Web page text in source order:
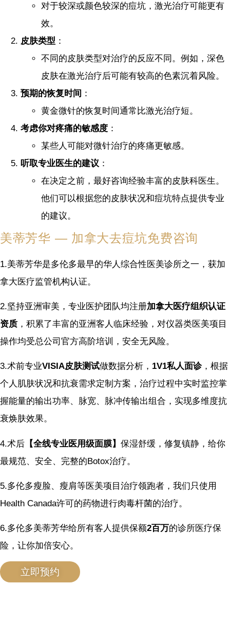
对于较深或颜色较深的痘坑，激光治疗可能更有
效。
皮肤类型 ：
不同的皮肤类型对治疗的反应不同。例如，深色
皮肤在激光治疗后可能有较高的色素沉着风险。
预期的恢复时间 ：
黄金微针的恢复时间通常比激光治疗短。
考虑你对疼痛的敏感度 ：
某些人可能对微针治疗的疼痛更敏感。
听取专业医生的建议 ：
在决定之前，最好咨询经验丰富的皮肤科医生。
他们可以根据您的皮肤状况和痘坑特点提供专业
的建议。
美蒂芳华 — 加拿大去痘坑免费咨询
1.美蒂芳华是多伦多最早的华人综合性医美诊所之一，获加
拿大医疗监管机构认证。
2.坚持亚洲审美，专业医护团队均注册加拿大医疗组织认证
资质 ，积累了丰富的亚洲客人临床经验，对仪器类医美项目
操作均受总公司官方高阶培训，安全无风险。
3.术前专业VISIA皮肤测试做数据分析， 1V1私人面诊，根据
个人肌肤状况和抗衰需求定制方案，治疗过程中实时监控掌
握能量的输出功率、脉宽、脉冲传输出组合，实现多维度抗
衰焕肤效果。
4.术后 【全线专业医用级面膜】 保湿舒缓，修复镇静，给你
最规范、安全、完整的Botox治疗。
5.多伦多瘦脸、瘦肩等医美项目治疗领跑者，我们只使用
Health Canada许可的药物进行肉毒杆菌的治疗。
6.多伦多美蒂芳华给所有客人提供保额2百万的诊所医疗保
险，让你加倍安心。
立即预约